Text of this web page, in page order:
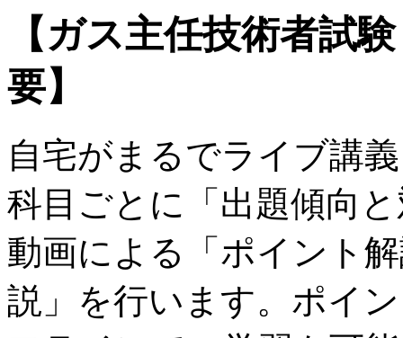
【ガス主任技術者
要】
自宅がまるでライブ講
科目ごとに「出題傾向
動画による「ポイント
説」を行います。ポイ